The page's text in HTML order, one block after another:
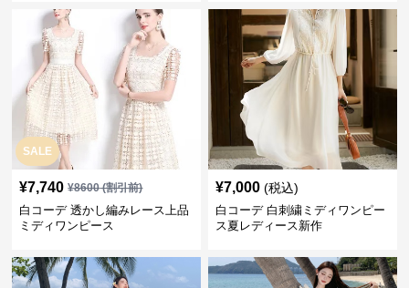
SALE
¥7,740 ¥8600(割引前)
白コーデ 透かし編みレース上品
ミディワンピース
¥7,000 (税込)
白コーデ 白刺繍ミディワンピー
ス夏レディース新作